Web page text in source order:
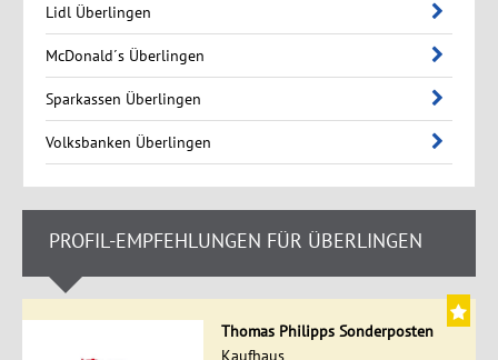
Lidl Überlingen
McDonald´s Überlingen
Sparkassen Überlingen
Volksbanken Überlingen
PROFIL-EMPFEHLUNGEN FÜR ÜBERLINGEN
Thomas Philipps Sonderposten